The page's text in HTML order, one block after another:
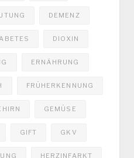
DEMENZ
DIOXIN
ERNÄHRUNG
FRÜHERKENNUNG
GEMÜSE
GIFT GKV
HERZINFARKT